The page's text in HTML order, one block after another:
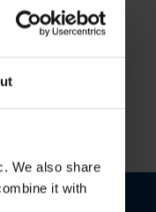
We also share
it with
V1:n